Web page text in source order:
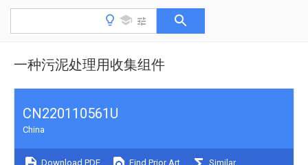
一种污泥处理用收集组件
CN220110561U
China
Download PDF Find Prior Art Similar